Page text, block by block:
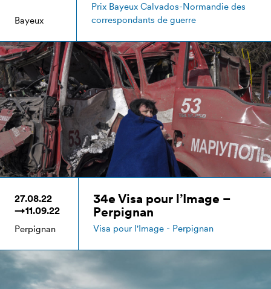
Bayeux
Prix Bayeux Calvados-Normandie des
correspondants de guerre
27.08.22
→11.09.22
Perpignan
34e Visa pour l’Image –
Perpignan
Visa pour l'Image - Perpignan